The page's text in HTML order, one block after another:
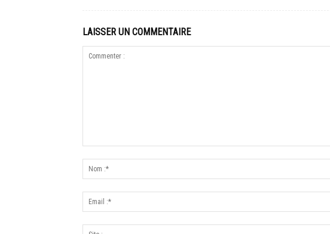
LAISSER UN COMMENTAIRE